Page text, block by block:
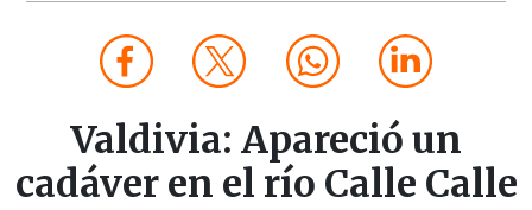
Valdivia: Apareció un
cadáver en el río Calle Calle